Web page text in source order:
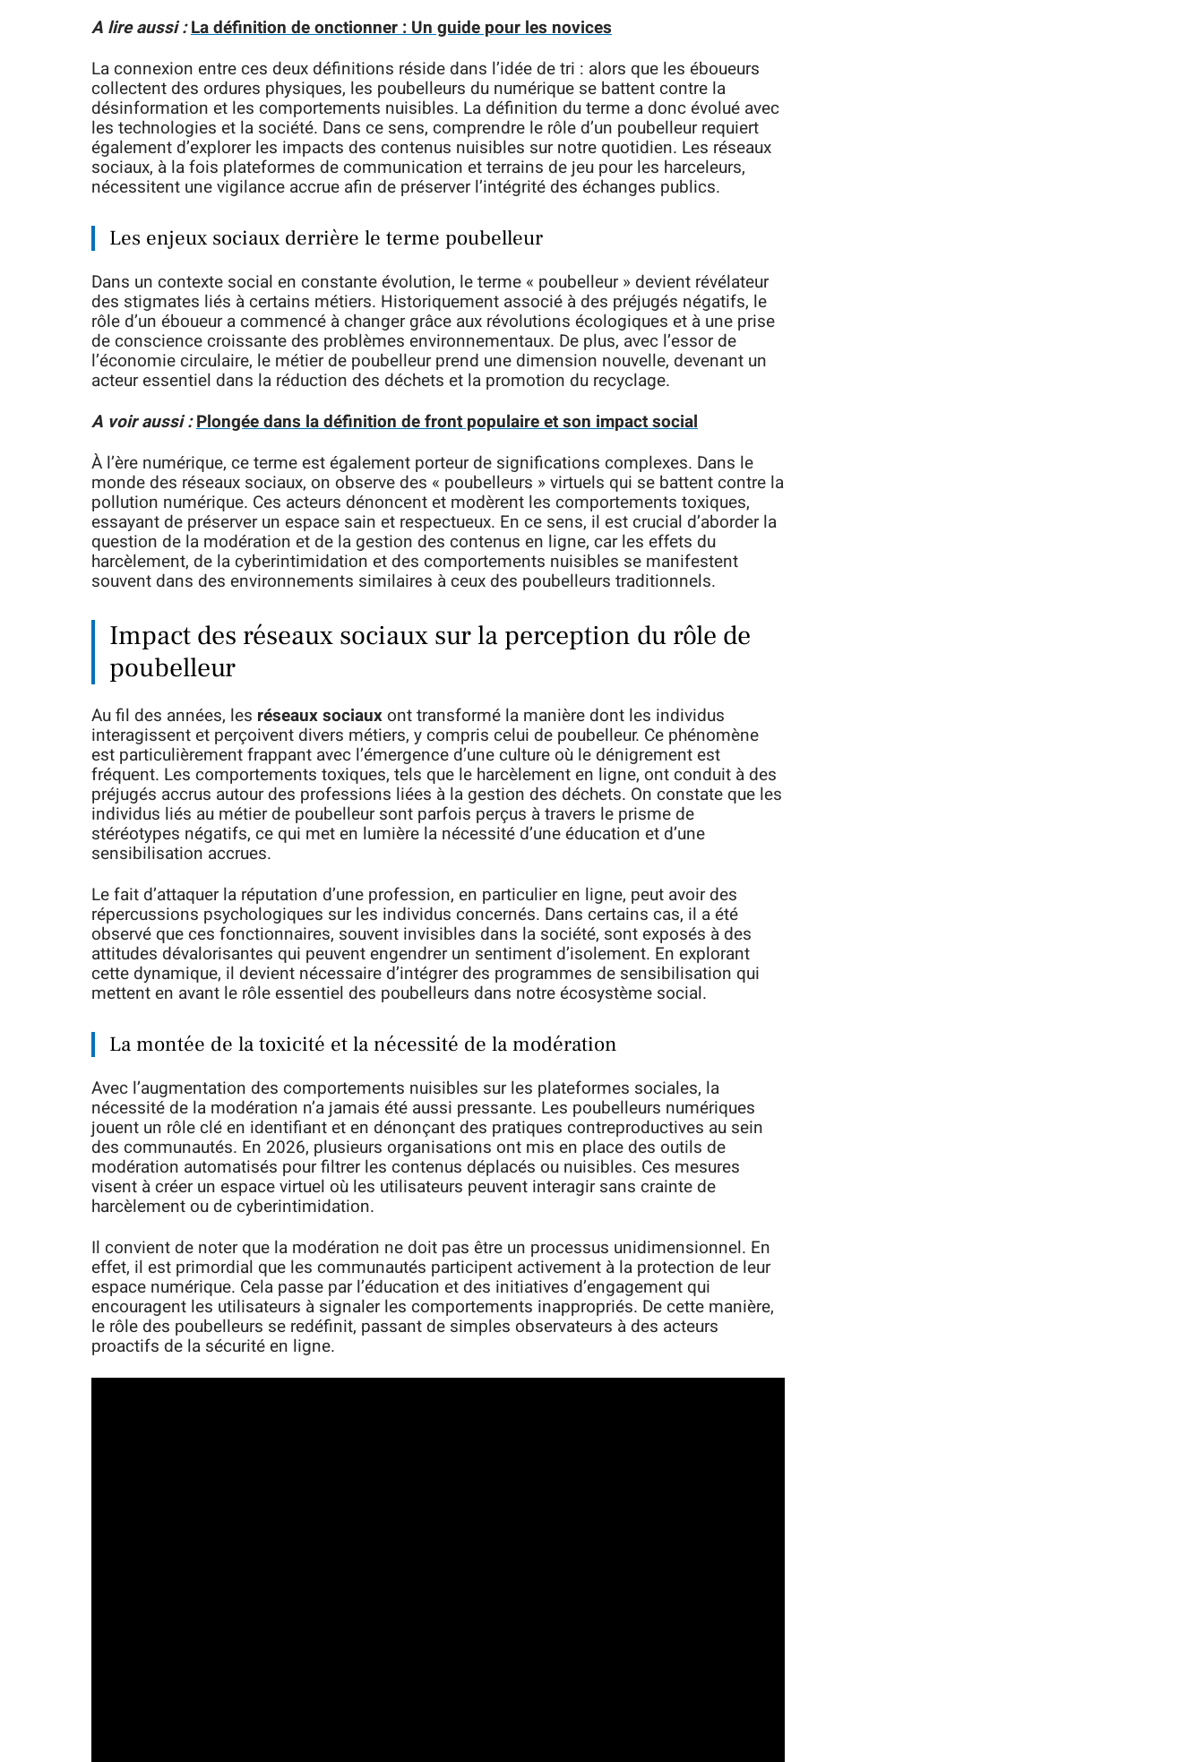
A lire aussi :La définition de onctionner : Un guide pour les novices
La connexion entre ces deux définitions réside dans l’idée de tri : alors que les éboueurs
collectent des ordures physiques, les poubelleurs du numérique se battent contre la
désinformation et les comportements nuisibles. La définition du terme a donc évolué avec
les technologies et la société. Dans ce sens, comprendre le rôle d’un poubelleur requiert
également d’explorer les impacts des contenus nuisibles sur notre quotidien. Les réseaux
sociaux, à la fois plateformes de communication et terrains de jeu pour les harceleurs,
nécessitent une vigilance accrue afin de préserver l’intégrité des échanges publics.
Les enjeux sociaux derrière le terme poubelleur
Dans un contexte social en constante évolution, le terme « poubelleur » devient révélateur
des stigmates liés à certains métiers. Historiquement associé à des préjugés négatifs, le
rôle d’un éboueur a commencé à changer grâce aux révolutions écologiques et à une prise
de conscience croissante des problèmes environnementaux. De plus, avec l’essor de
l’économie circulaire, le métier de poubelleur prend une dimension nouvelle, devenant un
acteur essentiel dans la réduction des déchets et la promotion du recyclage.
A voir aussi :Plongée dans la définition de front populaire et son impact social
À l’ère numérique, ce terme est également porteur de significations complexes. Dans le
monde des réseaux sociaux, on observe des « poubelleurs » virtuels qui se battent contre la
pollution numérique. Ces acteurs dénoncent et modèrent les comportements toxiques,
essayant de préserver un espace sain et respectueux. En ce sens, il est crucial d’aborder la
question de la modération et de la gestion des contenus en ligne, car les effets du
harcèlement, de la cyberintimidation et des comportements nuisibles se manifestent
souvent dans des environnements similaires à ceux des poubelleurs traditionnels.
Impact des réseaux sociaux sur la perception du rôle de
poubelleur
Au fil des années, les réseaux sociaux ont transformé la manière dont les individus
interagissent et perçoivent divers métiers, y compris celui de poubelleur. Ce phénomène
est particulièrement frappant avec l’émergence d’une culture où le dénigrement est
fréquent. Les comportements toxiques, tels que le harcèlement en ligne, ont conduit à des
préjugés accrus autour des professions liées à la gestion des déchets. On constate que les
individus liés au métier de poubelleur sont parfois perçus à travers le prisme de
stéréotypes négatifs, ce qui met en lumière la nécessité d’une éducation et d’une
sensibilisation accrues.
Le fait d’attaquer la réputation d’une profession, en particulier en ligne, peut avoir des
répercussions psychologiques sur les individus concernés. Dans certains cas, il a été
observé que ces fonctionnaires, souvent invisibles dans la société, sont exposés à des
attitudes dévalorisantes qui peuvent engendrer un sentiment d’isolement. En explorant
cette dynamique, il devient nécessaire d’intégrer des programmes de sensibilisation qui
mettent en avant le rôle essentiel des poubelleurs dans notre écosystème social.
La montée de la toxicité et la nécessité de la modération
Avec l’augmentation des comportements nuisibles sur les plateformes sociales, la
nécessité de la modération n’a jamais été aussi pressante. Les poubelleurs numériques
jouent un rôle clé en identifiant et en dénonçant des pratiques contreproductives au sein
des communautés. En 2026, plusieurs organisations ont mis en place des outils de
modération automatisés pour filtrer les contenus déplacés ou nuisibles. Ces mesures
visent à créer un espace virtuel où les utilisateurs peuvent interagir sans crainte de
harcèlement ou de cyberintimidation.
Il convient de noter que la modération ne doit pas être un processus unidimensionnel. En
effet, il est primordial que les communautés participent activement à la protection de leur
espace numérique. Cela passe par l’éducation et des initiatives d’engagement qui
encouragent les utilisateurs à signaler les comportements inappropriés. De cette manière,
le rôle des poubelleurs se redéfinit, passant de simples observateurs à des acteurs
proactifs de la sécurité en ligne.